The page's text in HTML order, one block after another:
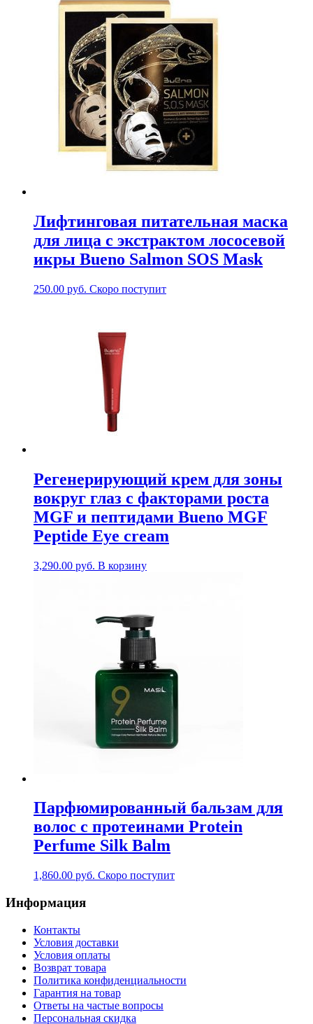
Лифтинговая питательная маска
для лица с экстрактом лососевой
икры Bueno Salmon SOS Mask
250.00 руб. Скоро поступит
Регенерирующий крем для зоны
вокруг глаз с факторами роста
MGF и пептидами Bueno MGF
Peptide Eye cream
3,290.00 руб. В корзину
Парфюмированный бальзам для
волос с протеинами Protein
Perfume Silk Balm
1,860.00 руб. Скоро поступит
Информация
Контакты
Условия доставки
Условия оплаты
Возврат товара
Политика конфиденциальности
Гарантия на товар
Ответы на частые вопросы
Персональная скидка